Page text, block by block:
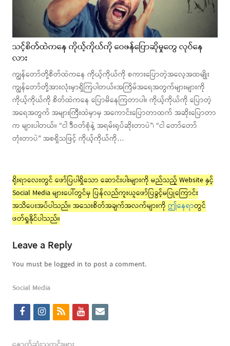
သင့်စိတ်ထဲကနေ ကိုယ့်ကိုယ်ကို ဝေဖန်ပြောဆိုမှုတွေ လုပ်နေ
လား
ကျွန်တော်တို့စိတ်ထဲကနေ ကိုယ့်ကိုယ်ကို စကားပြောတဲ့အလေ့အထမျိုး
ကျွန်တော်တို့အားလုံးမှာရှိကြပါတယ်။အကြိမ်အရေအတွက်များများကို
ကိုယ့်ကိုယ်ကို စိတ်ထဲကနေ ပြောမိနေကြတာပါ။ ကိုယ့်ကိုယ်ကို ပြောတဲ့
အရေအတွက် အများကြီးထဲမှာမှ အကောင်းပြောတာထက် အဆိုးပြောတာ
က များပါတယ်။ “ငါ ဒီဝတ်စုံနဲ့ အရမ်းရုပ်ဆိုးတာပဲ”၊ “ငါ တော်တော်
တုံးတာပဲ” အစရှိသဖြင့် ကိုယ့်ကိုယ်ကို…
ရိုးရာလေးတွင် ဖော်ပြပါရှိသော ဆောင်းပါးများကို မည်သည့် Website နှင့်
Social Media များပေါ်တွင်မှ ပြန်လည်ကူးယူဖော်ပြခွင့်မပြုကြောင်း
အသိပေးအပ်ပါသည်။ အသေးစိတ်အချက်အလက်များကို ဤနေရာတွင်
ဖတ်ရှုနိုင်ပါသည်။
Leave a Reply
You must be logged in to post a comment.
Social Media
f
i
r
y
e